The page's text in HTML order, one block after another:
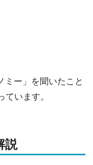
ミー」を聞いたこと
います。
説